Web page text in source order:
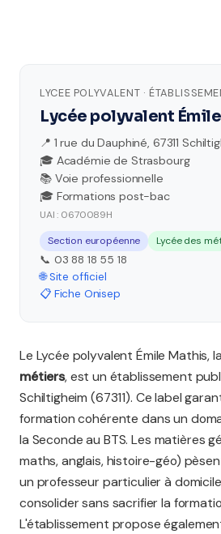
LYCEE POLYVALENT ·
Lycée polyvalent
📍 1 rue du Dauphiné, 67311
🎓 Académie de Strasbourg
📚 Voie professionnelle
🎓 Formations post-bac
UAI : 0670089H
Section européenne
Lycée des
📞 03 88 18 55 18
🌐 Site officiel
📋 Fiche Onisep
Le Lycée polyvalent Émile Mathis,
métiers, est un établissement
Schiltigheim (67311). Ce label
formation cohérente dans un
la Seconde au BTS. Les matières
maths, anglais, histoire-géo)
un professeur particulier à
consolider sans sacrifier la
L'établissement propose